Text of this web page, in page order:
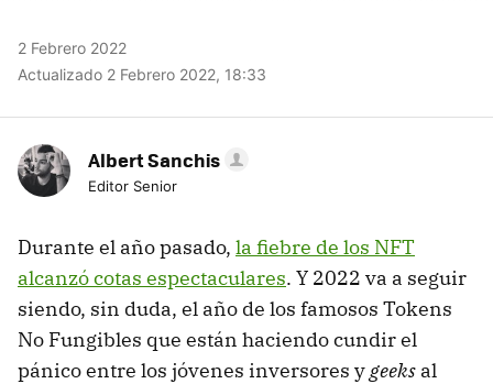
2 Febrero 2022
Actualizado 2 Febrero 2022, 18:33
Albert Sanchis
Editor Senior
Durante el año pasado, la fiebre de los NFT
alcanzó cotas espectaculares. Y 2022 va a seguir
siendo, sin duda, el año de los famosos Tokens
No Fungibles que están haciendo cundir el
pánico entre los jóvenes inversores ygeeks al